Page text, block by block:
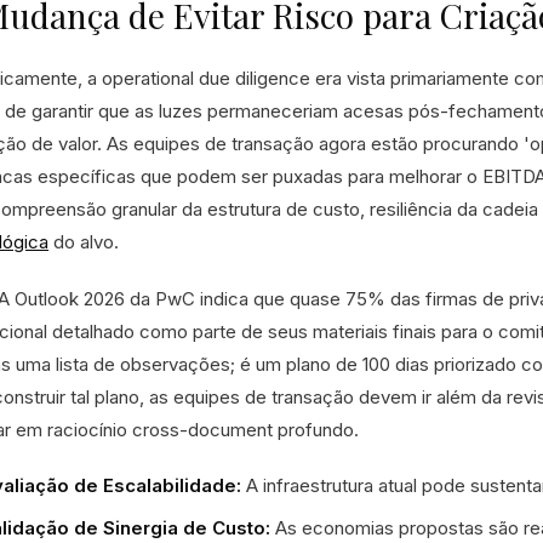
de Evitar Risco para
a operational due diligence era vista primariamente
garantir que as luzes permaneceriam acesas pós-
de valor. As equipes de transação agora estão procurando
específicas que podem ser puxadas para melhorar o
granular da estrutura de custo, resiliência da
do alvo.
Outlook 2026 da PwC indica que quase 75% das firmas de
detalhado como parte de seus materiais finais para o
uma lista de observações; é um plano de 100 dias priorizado
tal plano, as equipes de transação devem ir além da
em raciocínio cross-document profundo.
de Escalabilidade: A infraestrutura atual pode
de Sinergia de Custo: As economias propostas são